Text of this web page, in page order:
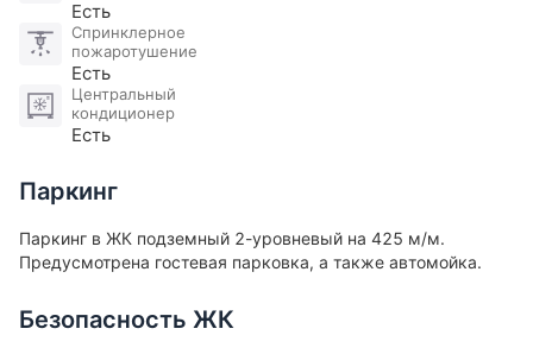
Есть
Спринклерное
пожаротушение
Есть
Центральный
кондиционер
Есть
Паркинг
Паркинг в ЖК подземный 2-уровневый на 425 м/м.
Предусмотрена гостевая парковка, а также автомойка.
Безопасность ЖК